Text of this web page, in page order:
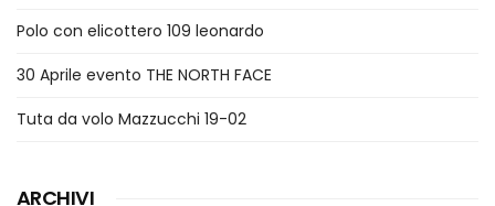
Polo con elicottero 109 leonardo
30 Aprile evento THE NORTH FACE
Tuta da volo Mazzucchi 19-02
ARCHIVI